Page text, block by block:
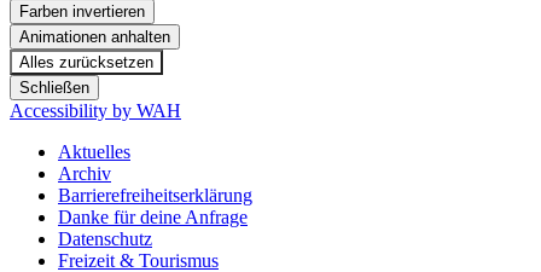
Farben invertieren
Animationen anhalten
Alles zurücksetzen
Schließen
Accessibility by WAH
Aktuelles
Archiv
Barrierefreiheitserklärung
Danke für deine Anfrage
Datenschutz
Freizeit & Tourismus